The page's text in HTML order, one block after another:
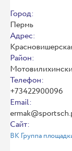
Город:
Пермь
Адрес:
Район:
Телефон:
+73422900096
Email:
Сайт:
ВК Группа